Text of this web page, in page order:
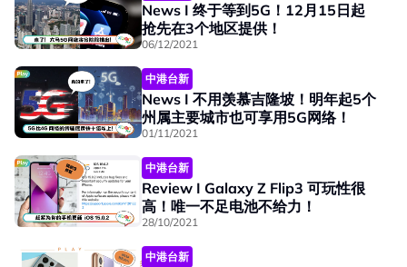
News I 终于等到5G！12月15日起
抢先在3个地区提供！
06/12/2021
中港台新
News I 不用羡慕吉隆坡！明年起5个
州属主要城市也可享用5G网络！
01/11/2021
中港台新
Review I Galaxy Z Flip3 可玩性很
高！唯一不足电池不给力！
28/10/2021
中港台新